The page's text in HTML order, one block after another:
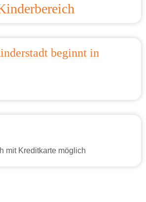
beginnt in
mit Kreditkarte möglich